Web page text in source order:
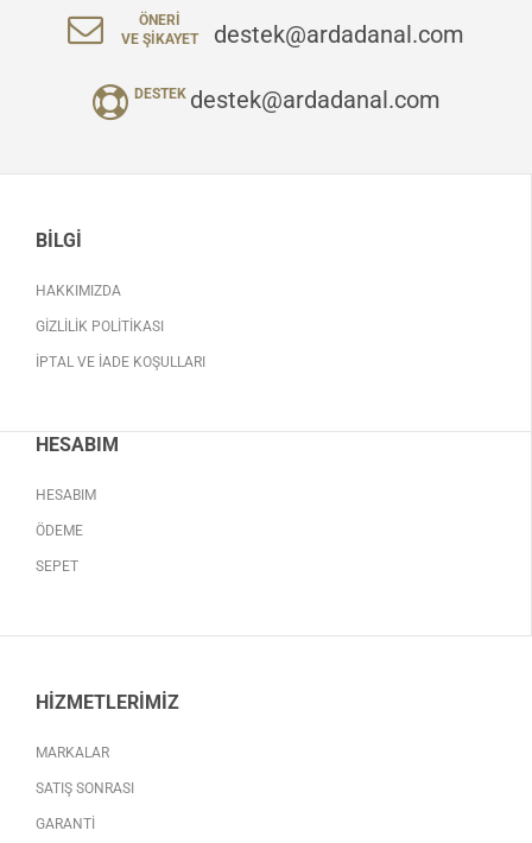
ÖNERI
VE ŞIKAYET
destek@ardadanal.com
DESTEK destek@ardadanal.com
BILGI
HAKKIMIZDA
GIZLILIK POLITIKASI
İPTAL VE İADE KOŞULLARI
HESABIM
HESABIM
ÖDEME
SEPET
HIZMETLERIMIZ
MARKALAR
SATIŞ SONRASI
GARANTI